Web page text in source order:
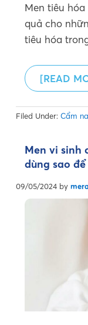
Men tiêu
quả cho
tiêu hóa
[READ
Filed Under:Cẩm
Men vi sinh
dùng sao
09/05/2024 by